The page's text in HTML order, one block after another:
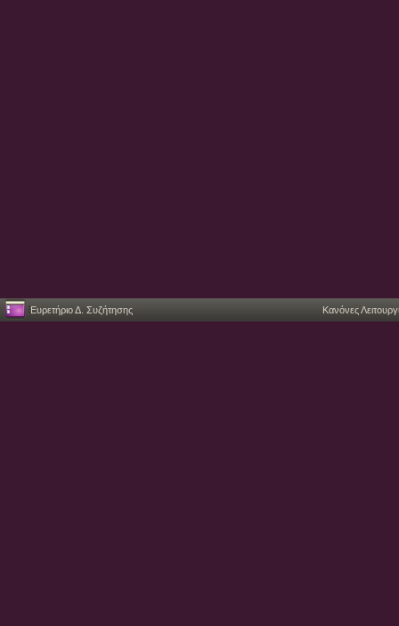
Ευρετήριο Δ. Συζήτησης Κανόνες